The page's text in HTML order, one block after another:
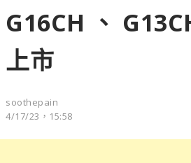
G16CH 、
上市
soothepain
4/17/23，15:58